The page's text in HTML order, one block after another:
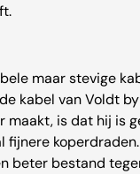
maar stevige
kabel van Voldt
maakt, is dat hij is
fijnere
beter bestand